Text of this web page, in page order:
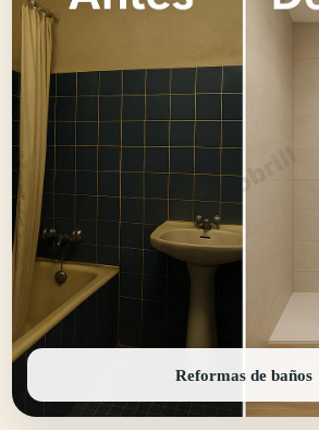
Reformas de baños